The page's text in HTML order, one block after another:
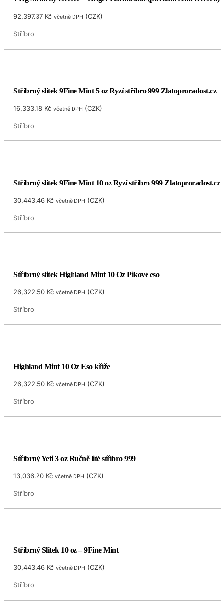
92,397.37 Kč včetně DPH (CZK)
Stříbro
Stříbrný slitek 9Fine Mint 5 oz Ryzí stříbro 999 Zlatoproradost.cz
16,333.18 Kč včetně DPH (CZK)
Stříbro
Stříbrný slitek 9Fine Mint 10 oz Ryzí stříbro 999 Zlatoproradost.cz
30,443.46 Kč včetně DPH (CZK)
Stříbro
Stříbrný slitek Highland Mint 10 Oz Pikové eso
26,322.50 Kč včetně DPH (CZK)
Stříbro
Highland Mint 10 Oz Eso kříže
26,322.50 Kč včetně DPH (CZK)
Stříbro
Stříbrný Yeti 3 oz Ručně lité stříbro 999
13,036.20 Kč včetně DPH (CZK)
Stříbro
Stříbrný Slitek 10 oz – 9Fine Mint
30,443.46 Kč včetně DPH (CZK)
Stříbro